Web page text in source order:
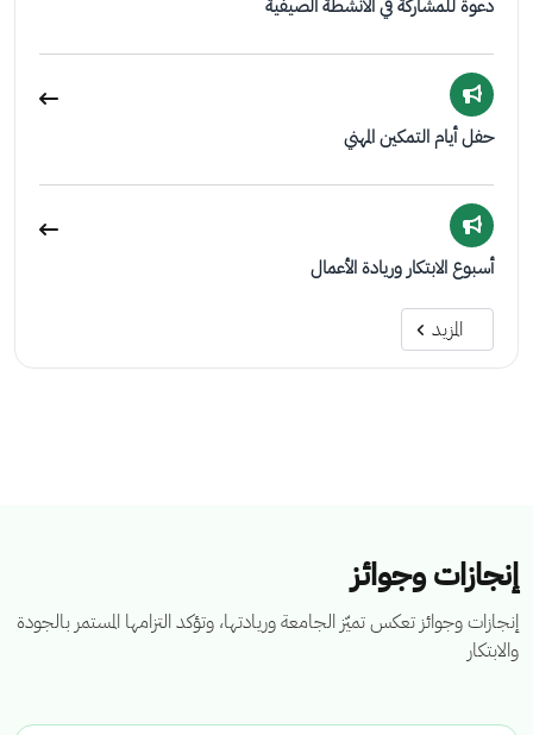
دعوة للمشاركة في الأنشطة الصيفية
حفل أيام التمكين المهني
أسبوع الابتكار وريادة الأعمال
المزيد
إنجازات وجوائز
إنجازات وجوائز تعكس تميّز الجامعة وريادتها، وتؤكد التزامها المستمر بالجودة
والابتكار